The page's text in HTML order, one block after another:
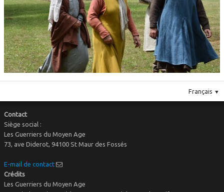
Français ▼
Contact
Siège social :
Les Guerriers du Moyen Age
73, ave Diderot, 94100 St Maur des Fossés
E-mail de contact
Crédits
Les Guerriers du Moyen Age